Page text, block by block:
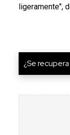
ligeramente",
¿Se